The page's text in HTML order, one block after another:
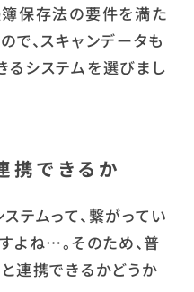
保存法の要件を満た
で、スキャンデータも
システムを選びまし
携できるか
テムって、繋がってい
よね…。そのため、普
連携できるかどうか